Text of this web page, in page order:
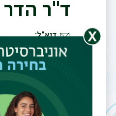
ד"ר הדר
דוא"ל
משרד
503 room 318
תחומי עניין